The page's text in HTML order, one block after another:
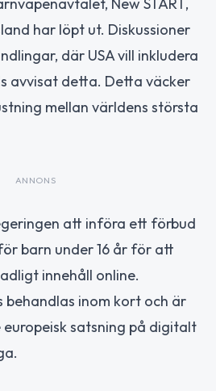
New START,
har löpt ut. Diskussioner
där USA vill inkludera
avvisat detta. Detta väcker
mellan världens största
ANNONS
att införa ett förbud
barn under 16 år för att
innehåll online.
inom kort och är
europeisk satsning på digitalt